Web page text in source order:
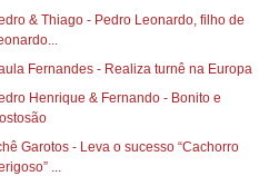
& Thiago - Pedro Leonardo, filho de
Fernandes - Realiza turnê na Europa
Henrique & Fernando - Bonito e
Garotos - Leva o sucesso “Cachorro
...